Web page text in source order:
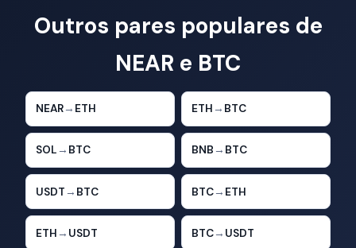
Outros pares populares de
NEAR e BTC
NEAR→ ETH ETH → BTC
SOL → BTC BNB → BTC
USDT → BTC BTC→ ETH
ETH → USDT BTC→ USDT